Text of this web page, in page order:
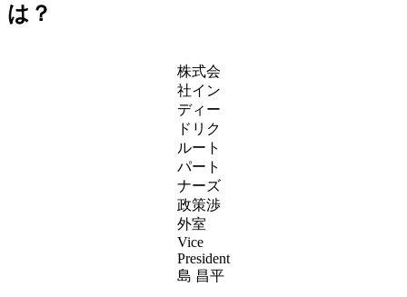
は？
株式会
社イン
ディー
ドリク
ルート
パート
ナーズ
政策渉
外室
Vice
President
島 昌平